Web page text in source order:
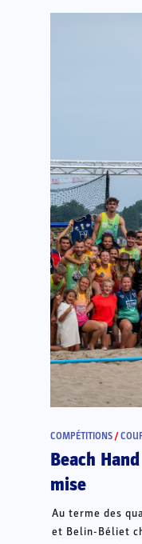
COMPÉTITIONS /
Beach
mise
Au terme des
et Belin-Béliet